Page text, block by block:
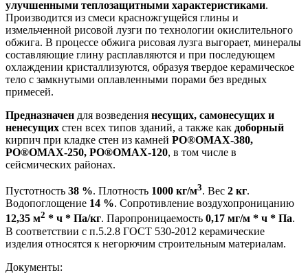
улучшенными теплозащитными характеристиками.
Производится из смеси красножгущейся глины и
измельченной рисовой лузги по технологии окислительного
обжига. В процессе обжига рисовая лузга выгорает, минералы
составляющие глину расплавляются и при последующем
охлаждении кристаллизуются, образуя твердое керамическое
тело с замкнутыми оплавленными порами без вредных
примесей.
Предназначен для возведения несущих, самонесущих и
ненесущих стен всех типов зданий, а также как доборный
кирпич при кладке стен из камней PO®OMAX-380,
PO®OMAX-250, PO®OMAX-120, в том числе в
сейсмических районах.
Пустотность 38 %. Плотность 1000 кг/м3. Вес 2 кг.
Водопоглощение 14 %. Сопротивление воздухопроницанию
12,35 м2 * ч * Па/кг. Паропроницаемость 0,17 мг/м * ч * Па.
В соответствии с п.5.2.8 ГОСТ 530-2012 керамические
изделия относятся к негорючим строительным материалам.
Документы: